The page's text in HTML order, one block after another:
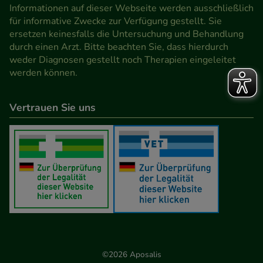
den Inhalt auf unserer Website aber auch die
Werbung auf Drittseiten möglichst relevant für Sie
zu gestalten. Bitte beachten Sie, dass Daten hierfür
teilweise an Dritte wie z.B. Google oder soziale
Medien übertragen werden.
Informationen auf dieser Webseite werden ausschließlich
für informative Zwecke zur Verfügung gestellt. Sie
ersetzen keinesfalls die Untersuchung und Behandlung
durch einen Arzt. Bitte beachten Sie, dass hierdurch
weder Diagnosen gestellt noch Therapien eingeleitet
werden können.
Vertrauen Sie uns
©2026 Aposalis